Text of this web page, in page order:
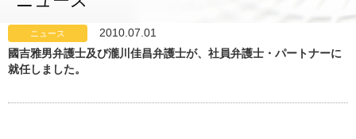
g
ニュース
2010.07.01
國吉雅男弁護士及び瀧川佳昌弁護士が、社員弁護士・パートナーに
就任しました。